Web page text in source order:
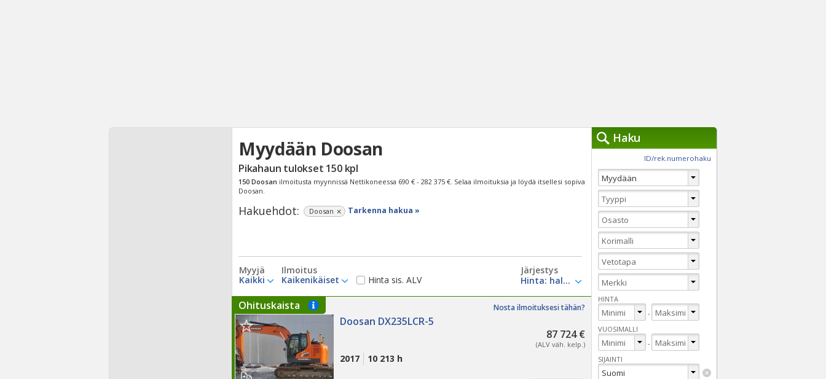
Myydään Doosan
Pikahaun tulokset 150kpl
150 Doosan ilmoitusta myynnissä Nettikoneessa 690 € - 282 375 €. Selaa ilmoituksia ja löydä itsellesi sopiva
Doosan.
Hakuehdot: Doosan Tarkenna hakua »
Myyjä
Kaikki
Ilmoitus
Kaikenikäiset
Hinta sis. ALV
Järjestys
Ohituskaista Nosta ilmoituksesi tähän?
Doosan DX235LCR-5
87 724 €
(ALV väh. kelp.)
2017 10 213 h
Haku
Tyhjennä haut
ID/rek.numerohaku
HINTA
-
VUOSIMALLI
-
SIJAINTI